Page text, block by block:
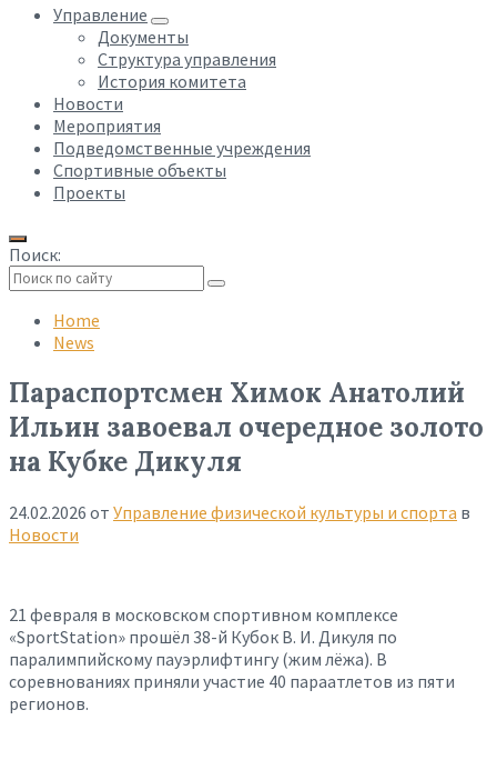
Управление
Документы
Структура управления
История комитета
Новости
Мероприятия
Подведомственные учреждения
Спортивные объекты
Проекты
Поиск:
search
Home
News
Параспортсмен Химок Анатолий
Ильин завоевал очередное золото
на Кубке Дикуля
24.02.2026 от Управление физической культуры и спорта в
Новости
21 февраля в московском спортивном комплексе
«SportStation» прошёл 38-й Кубок В. И. Дикуля по
паралимпийскому пауэрлифтингу (жим лёжа). В
соревнованиях приняли участие 40 параатлетов из пяти
регионов.